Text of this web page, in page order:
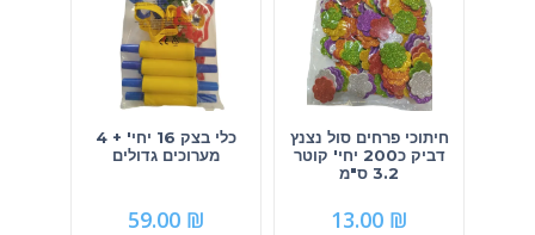
חיתוכי פרחים סול נצנץ
דביק כ200 יחי' קוטר
3.2 ס"מ
13.00 ₪
כלי בצק 16 יחי' + 4
מערוכים גדולים
59.00 ₪